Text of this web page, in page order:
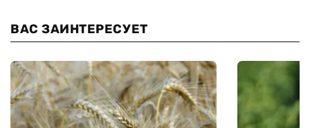
ВАС ЗАИНТЕРЕСУЕТ